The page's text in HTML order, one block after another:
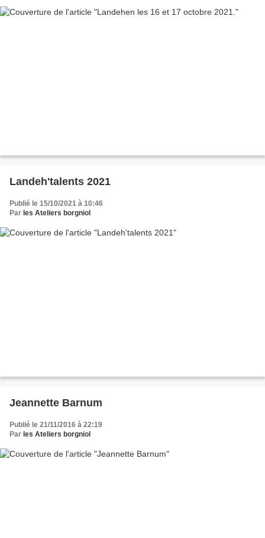
Landeh'talents 2021
Publié le 15/10/2021 à 10:46
Par les Ateliers borgniol
Jeannette Barnum
Publié le 21/11/2016 à 22:19
Par les Ateliers borgniol